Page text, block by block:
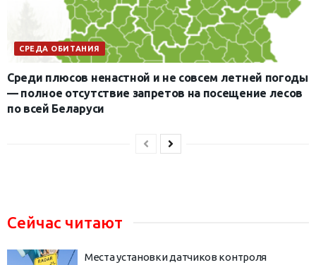
СРЕДА ОБИТАНИЯ
Среди плюсов ненастной и не совсем летней погоды
— полное отсутствие запретов на посещение лесов
по всей Беларуси
Сейчас читают
Места установки датчиков контроля